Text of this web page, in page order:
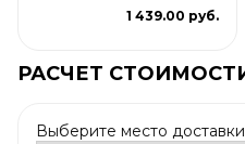
1 439.00 руб.
РАСЧЕТ
Выберите место доставки